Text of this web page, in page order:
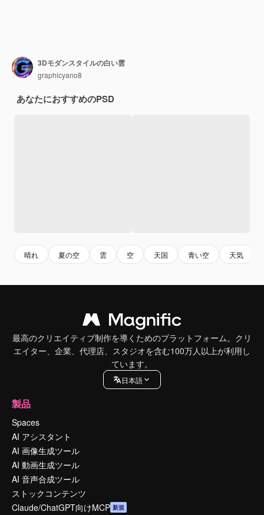
3Dモダンスタイルの白い雲
graphicyano8
あなたにおすすめのPSD
晴れ 夏の空 雲 空 天国 青い空 天気
最高のクリエイティブ制作を導くためのプラットフォーム。クリ
エイター、企業、代理店、スタジオを含む100万人以上が利用し
ています。
日本語
製品
Spaces
AI アシスタント
AI 画像生成ツール
AI 動画生成ツール
AI 音声合成ツール
ストックコンテンツ
Claude/ChatGPT向けMCP 新規